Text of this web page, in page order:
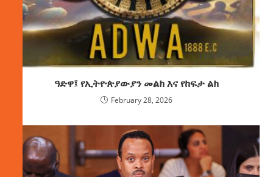
ዓድዋ፤ የኢትዮጵያውያን መልክ እና የከፍታ ልክ
February 28, 2026